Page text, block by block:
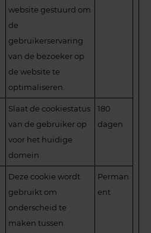
website gestuurd om
de
gebruikerservaring
van de bezoeker op
de website te
optimaliseren.
Slaat de cookiestatus
van de gebruiker op
voor het huidige
domein
180
dagen
Deze cookie wordt
gebruikt om
onderscheid te
maken tussen
Perman
ent